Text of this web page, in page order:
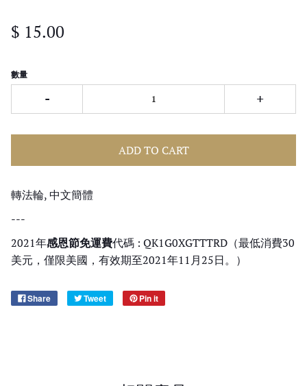
$ 15.00
數量
- +
ADD TO CART
轉法輪, 中文簡體
---
2021年感恩節免運費代碼 : QK1G0XGTTTRD（最低消費30
美元，僅限美國，有效期至2021年11月25日。）
Share Tweet Pin it